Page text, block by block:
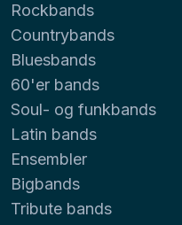
Rockbands
Countrybands
Bluesbands
60'er bands
Soul- og funkbands
Latin bands
Ensembler
Bigbands
Tribute bands